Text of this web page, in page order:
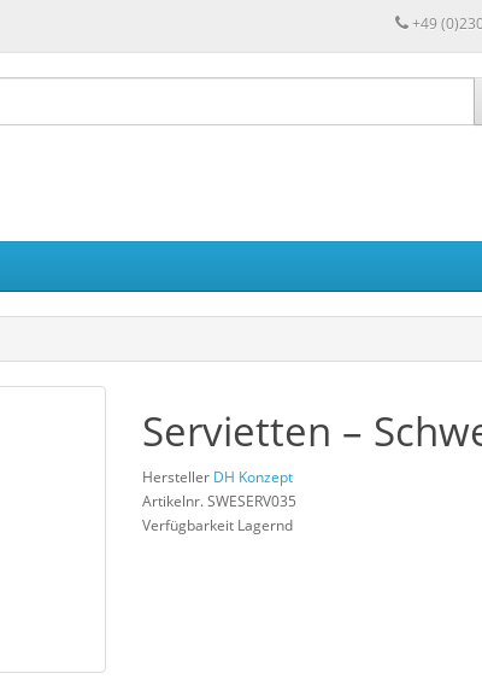
+49
Servietten –
Hersteller DH Konzept
Artikelnr. SWESERV035
Verfügbarkeit Lagernd